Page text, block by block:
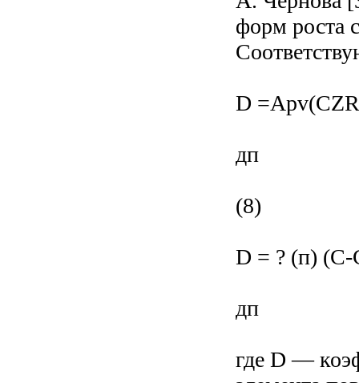
форм роста
D
дп
(8)
D = ? (п) (C-
дп
где D —